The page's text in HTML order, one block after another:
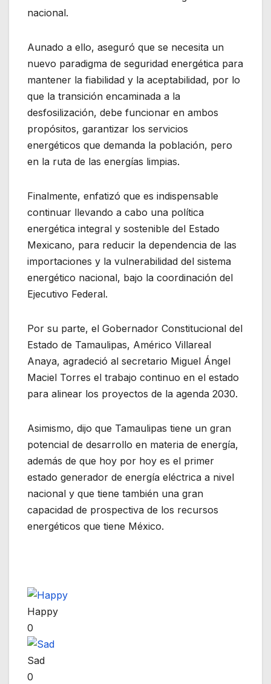
nacional.
Aunado a ello, aseguró que se necesita un
nuevo paradigma de seguridad energética para
mantener la fiabilidad y la aceptabilidad, por lo
que la transición encaminada a la
desfosilización, debe funcionar en ambos
propósitos, garantizar los servicios
energéticos que demanda la población, pero
en la ruta de las energías limpias.
Finalmente, enfatizó que es indispensable
continuar llevando a cabo una política
energética integral y sostenible del Estado
Mexicano, para reducir la dependencia de las
importaciones y la vulnerabilidad del sistema
energético nacional, bajo la coordinación del
Ejecutivo Federal.
Por su parte, el Gobernador Constitucional del
Estado de Tamaulipas, Américo Villareal
Anaya, agradeció al secretario Miguel Ángel
Maciel Torres el trabajo continuo en el estado
para alinear los proyectos de la agenda 2030.
Asimismo, dijo que Tamaulipas tiene un gran
potencial de desarrollo en materia de energía,
además de que hoy por hoy es el primer
estado generador de energía eléctrica a nivel
nacional y que tiene también una gran
capacidad de prospectiva de los recursos
energéticos que tiene México.
Happy
0
Sad
0